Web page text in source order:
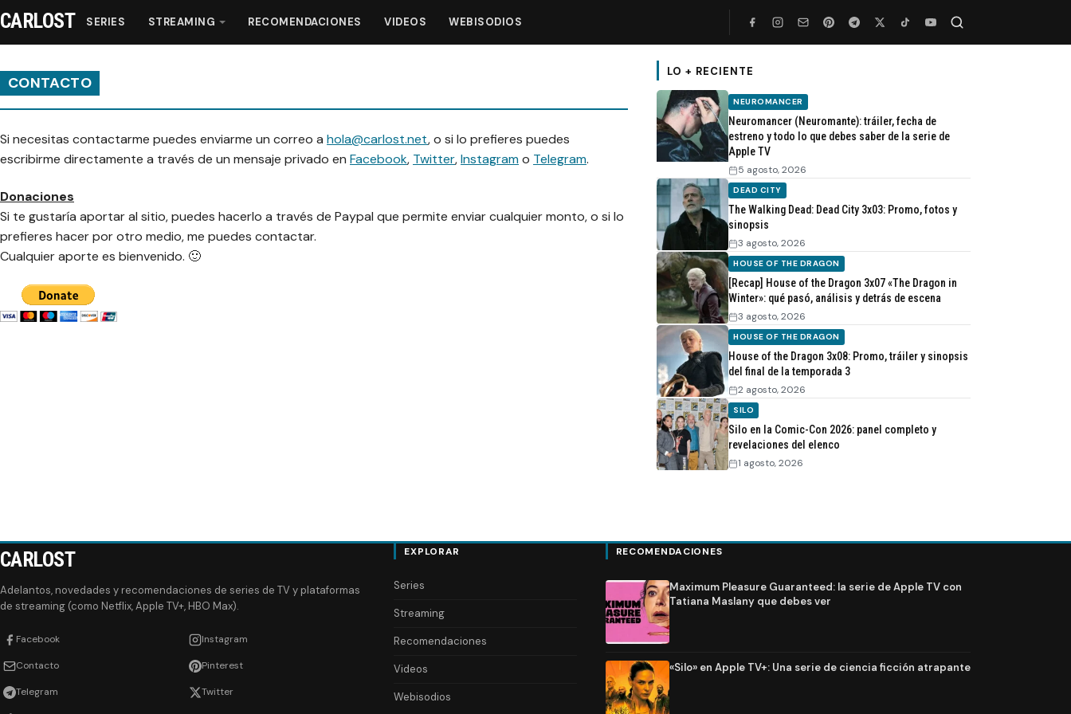
Streaming
Recomendaciones
Videos
Webisodios
CARLOST SERIES STREAMING RECOMENDACIONES VIDEOS WEBISODIOS
CONTACTO
Si necesitas contactarme puedes enviarme un correo a hola@carlost.net, o si lo prefieres puedes
escribirme directamente a través de un mensaje privado en Facebook, Twitter,Instagramo Telegram.
Donaciones
Si te gustaría aportar al sitio, puedes hacerlo a través de Paypal que permite enviar cualquier monto, o si lo
prefieres hacer por otro medio, me puedes contactar.
Cualquier aporte es bienvenido. 🙂
LO + RECIENTE
NEUROMANCER
Neuromancer (Neuromante): tráiler, fecha de
estreno y todo lo que debes saber de la serie de
Apple TV
5 agosto, 2026
DEAD CITY
The Walking Dead: Dead City 3x03: Promo, fotos y
sinopsis
3 agosto, 2026
HOUSE OF THE DRAGON
[Recap] House of the Dragon 3x07 «The Dragon in
Winter»: qué pasó, análisis y detrás de escena
3 agosto, 2026
HOUSE OF THE DRAGON
House of the Dragon 3x08: Promo, tráiler y sinopsis
del final de la temporada 3
2 agosto, 2026
SILO
Silo en la Comic-Con 2026: panel completo y
revelaciones del elenco
1 agosto, 2026
CARLOST
Adelantos, novedades y recomendaciones de series de TV y plataformas
de streaming (como Netflix, Apple TV+, HBO Max).
Facebook Instagram
Contacto Pinterest
Telegram Twitter
EXPLORAR
Series
Streaming
Recomendaciones
Videos
Webisodios
RECOMENDACIONES
Maximum Pleasure Guaranteed: la serie de Apple TV con
Tatiana Maslany que debes ver
«Silo» en Apple TV+: Una serie de ciencia ficción atrapante